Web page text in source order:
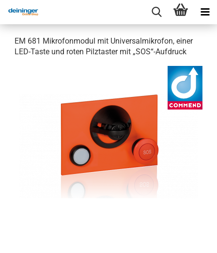
EM 681 Mikrofonmodul mit Universalmikrofon, einer
LED-Taste und roten Pilztaster mit „SOS“-Aufdruck